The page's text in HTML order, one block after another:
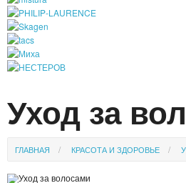
Уход за
ГЛАВНАЯ КРАСОТА И ЗДОРОВЬЕ